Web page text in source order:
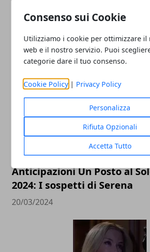
Consenso sui Cookie
Utilizziamo i cookie per ottimizzare il
web e il nostro servizio. Puoi
categorie dare il tuo consenso.
Cookie Policy | Privacy Policy
Personalizza
Rifiuta Opzionali
Accetta Tutto
ARTICOLI CORRELATI
Anticipazioni Un Posto al
2024: I sospetti di Serena
20/03/2024